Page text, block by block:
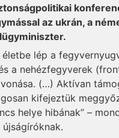
az ukrán, a
életbe lép a
a nehézfegyverek
(…) Aktívan
kifejeztük
helye hibának” –